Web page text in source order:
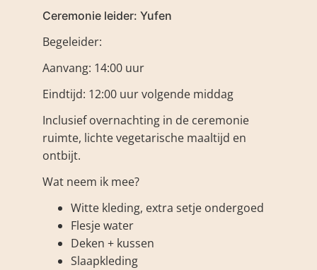
Ceremonie leider: Yufen
Begeleider:
Aanvang: 14:00 uur
Eindtijd: 12:00 uur volgende middag
Inclusief overnachting in de ceremonie
ruimte, lichte vegetarische maaltijd en
ontbijt.
Wat neem ik mee?
Witte kleding, extra setje ondergoed
Flesje water
Deken + kussen
Slaapkleding